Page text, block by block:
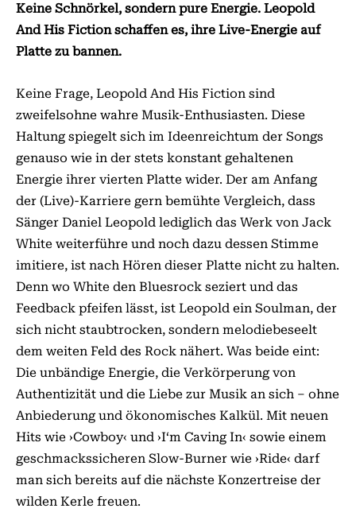
Keine Schnörkel, sondern pure Energie. Leopold
And His Fiction schaffen es, ihre Live-Energie auf
Platte zu bannen.
Keine Frage, Leopold And His Fiction sind
zweifelsohne wahre Musik-Enthusiasten. Diese
Haltung spiegelt sich im Ideenreichtum der Songs
ge­­nauso wie in der stets konstant ge­­haltenen
Energie ihrer vierten Platte wider. Der am Anfang
der (Live)-Karriere gern bemühte Vergleich, dass
Sänger Daniel Leopold lediglich das Werk von Jack
White weiterführe und noch dazu dessen Stimme
imitiere, ist nach Hören dieser Platte nicht zu halten.
Denn wo White den Bluesrock seziert und das
Feedback pfeifen lässt, ist Leopold ein Soulman, der
sich nicht staubtrocken, sondern melodiebeseelt
dem weiten Feld des Rock nähert. Was beide eint:
Die unbändige Energie, die Verkörperung von
Authentizität und die Liebe zur Musik an sich – ohne
Anbiederung und ökonomisches Kalkül. Mit neuen
Hits wie ›Cowboy‹ und ›I‘m Caving In‹ sowie einem
geschmackssicheren Slow-Burner wie ›Ride‹ darf
man sich bereits auf die nächste Konzertreise der
wilden Kerle freuen.